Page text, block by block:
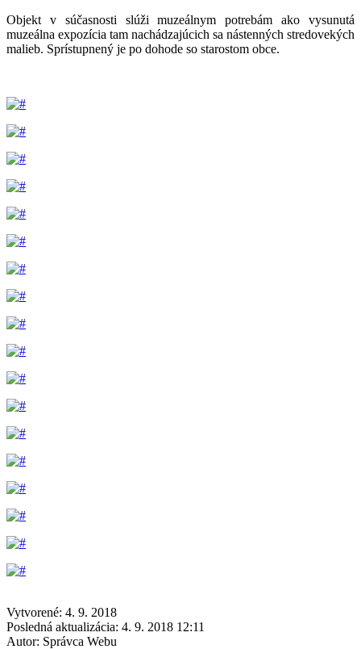
Objekt v súčasnosti slúži muzeálnym potrebám ako vysunutá
muzeálna expozícia tam nachádzajúcich sa nástenných stredovekých
malieb. Sprístupnený je po dohode so starostom obce.
Vytvorené: 4. 9. 2018
Posledná aktualizácia: 4. 9. 2018 12:11
Autor: Správca Webu